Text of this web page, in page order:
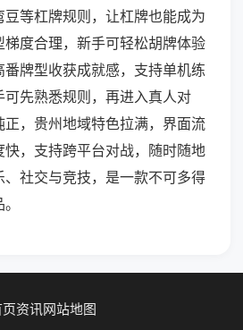
等杠牌规则，让杠牌也能成为
度合理，新手可轻松胡牌体验
牌型收获成就感，支持单机练
可先熟悉规则，再进入真人对
正，贵州地域特色拉满，界面流
快，支持跨平台对战，随时随地
社交与竞技，是一款不可多得
资讯网站地图